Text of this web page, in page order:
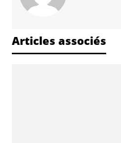
Articles associés